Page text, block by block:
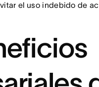
el uso indebido de